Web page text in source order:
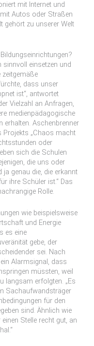
mit Internet und
Autos oder Straßen
gehört zu unserer Welt
sinnvoll einsetzen und
zeitgemäße
dass unser
ist“, antwortet
Vielzahl an Anfragen,
medienpädagogische
erhalten. Aschenbrenner
Projekts „Chaos macht
oder
sich die Schulen
die uns oder
ja genau die, die erkannt
ihre Schüler ist.“ Das
Rolle.
wie beispielsweise
und Energie
es eine
gebe, der
sei. Nach
Alarmsignal, dass
müssten, weil
langsam erfolgten. „Es
Sachaufwandsträger
für den
sind. Ähnlich wie
Stelle recht gut, an